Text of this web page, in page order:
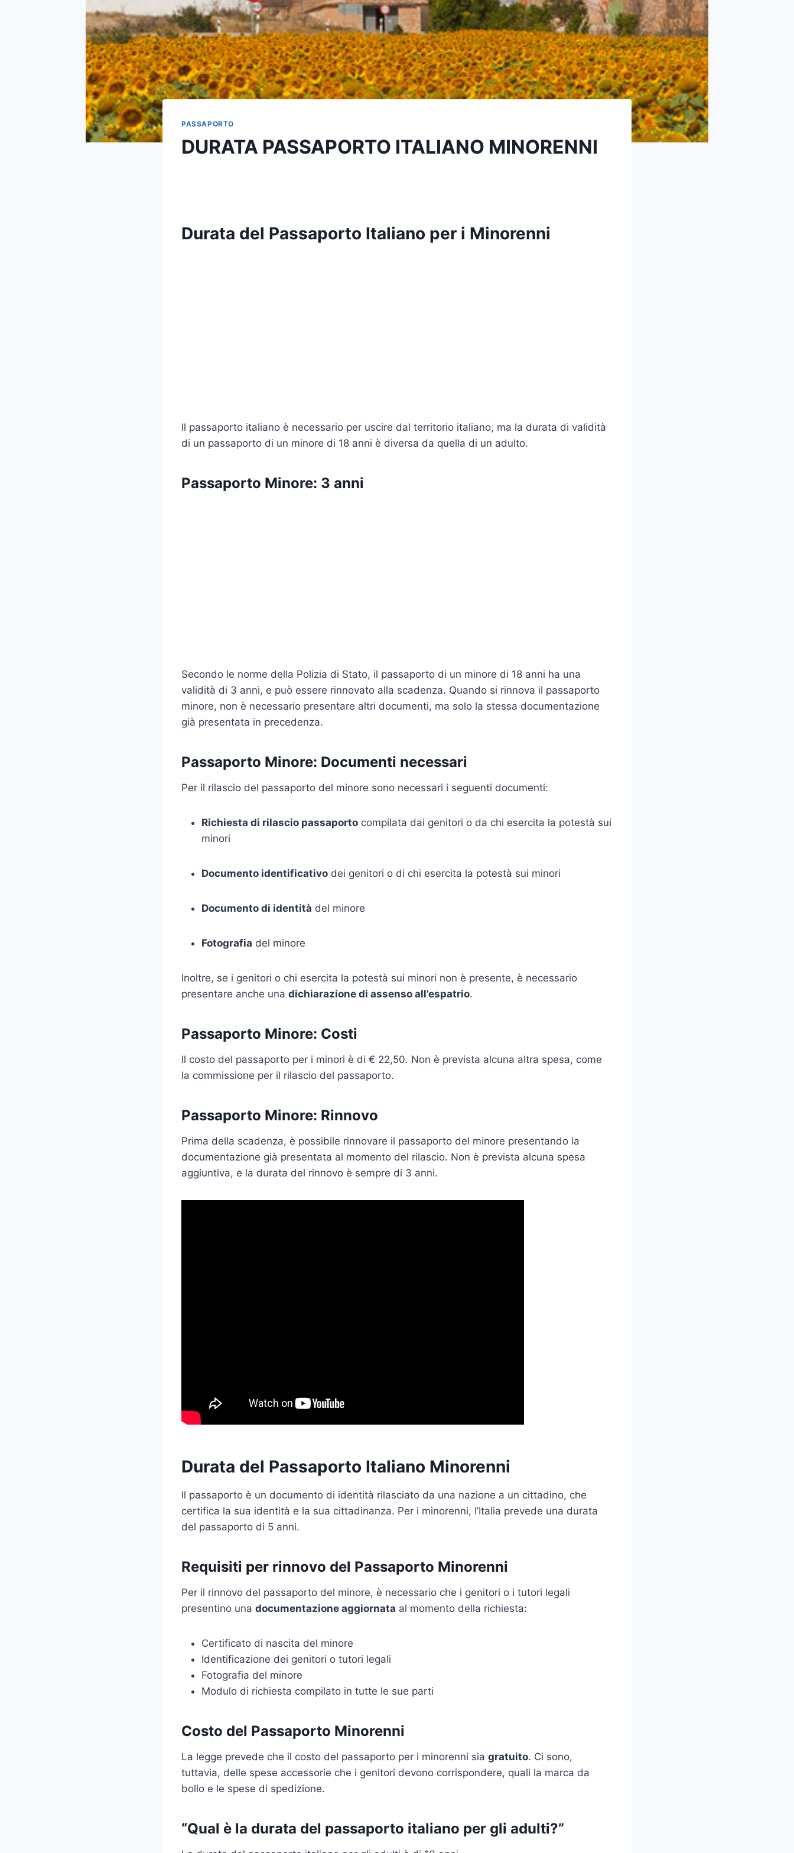
PASSAPORTO
DURATA PASSAPORTO ITALIANO MINORENNI
Durata del Passaporto Italiano per i Minorenni
Il passaporto italiano è necessario per uscire dal territorio italiano, ma la durata di validità
di un passaporto di un minore di 18 anni è diversa da quella di un adulto.
Passaporto Minore: 3 anni
Secondo le norme della Polizia di Stato, il passaporto di un minore di 18 anni ha una
validità di 3 anni, e può essere rinnovato alla scadenza. Quando si rinnova il passaporto
minore, non è necessario presentare altri documenti, ma solo la stessa documentazione
già presentata in precedenza.
Passaporto Minore: Documenti necessari
Per il rilascio del passaporto del minore sono necessari i seguenti documenti:
Richiesta di rilascio passaporto compilata dai genitori o da chi esercita la potestà sui
minori
Documento identificativo dei genitori o di chi esercita la potestà sui minori
Documento di identità del minore
Fotografia del minore
Inoltre, se i genitori o chi esercita la potestà sui minori non è presente, è necessario
presentare anche una dichiarazione di assenso all’espatrio.
Passaporto Minore: Costi
Il costo del passaporto per i minori è di € 22,50. Non è prevista alcuna altra spesa, come
la commissione per il rilascio del passaporto.
Passaporto Minore: Rinnovo
Prima della scadenza, è possibile rinnovare il passaporto del minore presentando la
documentazione già presentata al momento del rilascio. Non è prevista alcuna spesa
aggiuntiva, e la durata del rinnovo è sempre di 3 anni.
Durata del Passaporto Italiano Minorenni
Il passaporto è un documento di identità rilasciato da una nazione a un cittadino, che
certifica la sua identità e la sua cittadinanza. Per i minorenni, l’Italia prevede una durata
del passaporto di 5 anni.
Requisiti per rinnovo del Passaporto Minorenni
Per il rinnovo del passaporto del minore, è necessario che i genitori o i tutori legali
presentino una documentazione aggiornata al momento della richiesta:
Certificato di nascita del minore
Identificazione dei genitori o tutori legali
Fotografia del minore
Modulo di richiesta compilato in tutte le sue parti
Costo del Passaporto Minorenni
La legge prevede che il costo del passaporto per i minorenni sia gratuito. Ci sono,
tuttavia, delle spese accessorie che i genitori devono corrispondere, quali la marca da
bollo e le spese di spedizione.
“Qual è la durata del passaporto italiano per gli adulti?”